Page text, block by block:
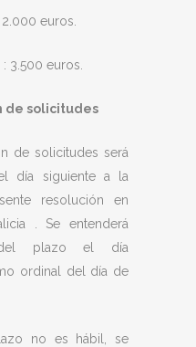
euros.
3.500 euros.
de solicitudes
de solicitudes será
día siguiente a la
resolución en
. Se entenderá
plazo el día
ordinal del día de
no es hábil, se